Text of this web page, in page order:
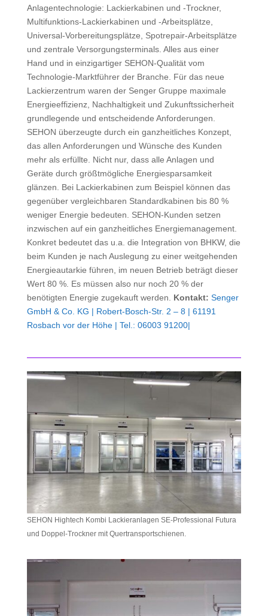
Anlagentechnologie: Lackierkabinen und -Trockner,
Multifunktions-Lackierkabinen und -Arbeitsplätze,
Universal-Vorbereitungsplätze, Spotrepair-Arbeitsplätze
und zentrale Versorgungsterminals. Alles aus einer
Hand und in einzigartiger SEHON-Qualität vom
Technologie-Marktführer der Branche. Für das neue
Lackierzentrum waren der Senger Gruppe maximale
Energieeffizienz, Nachhaltigkeit und Zukunftssicherheit
grundlegende und entscheidende Anforderungen.
SEHON überzeugte durch ein ganzheitliches Konzept,
das allen Anforderungen und Wünsche des Kunden
mehr als erfüllte. Nicht nur, dass alle Anlagen und
Geräte durch größtmögliche Energiesparsamkeit
glänzen. Bei Lackierkabinen zum Beispiel können das
gegenüber vergleichbaren Standardkabinen bis 80 %
weniger Energie bedeuten. SEHON-Kunden setzen
inzwischen auf ein ganzheitliches Energiemanagement.
Konkret bedeutet das u.a. die Integration von BHKW, die
beim Kunden je nach Auslegung zu einer weitgehenden
Energieautarkie führen, im neuen Betrieb beträgt dieser
Wert 80 %. Es müssen also nur noch 20 % der
benötigten Energie zugekauft werden. Kontakt: Senger
GmbH & Co. KG | Robert-Bosch-Str. 2 – 8 | 61191
Rosbach vor der Höhe | Tel.: 06003 91200|
SEHON Hightech Kombi Lackieranlagen SE-Professional Futura
und Doppel-Trockner mit Quertransportschienen.